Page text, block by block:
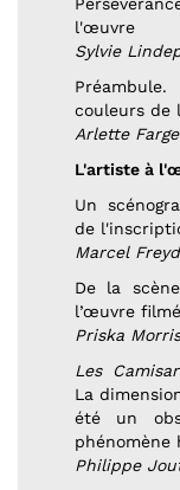
l'œuvre
Sylvie
couleurs de
Arlette Farge
L'artiste à
Un
de
Marcel
De la
l’œuvre
Priska
Les
La
été un
phénomène
Philippe